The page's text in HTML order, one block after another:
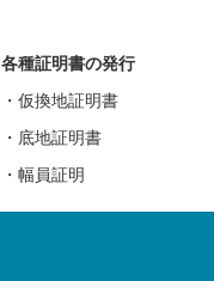
各種証明書の発行
・仮換地証明書
・底地証明書
・幅員証明